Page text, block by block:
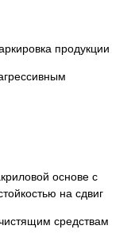
продукции
основе с
на сдвиг
средствам